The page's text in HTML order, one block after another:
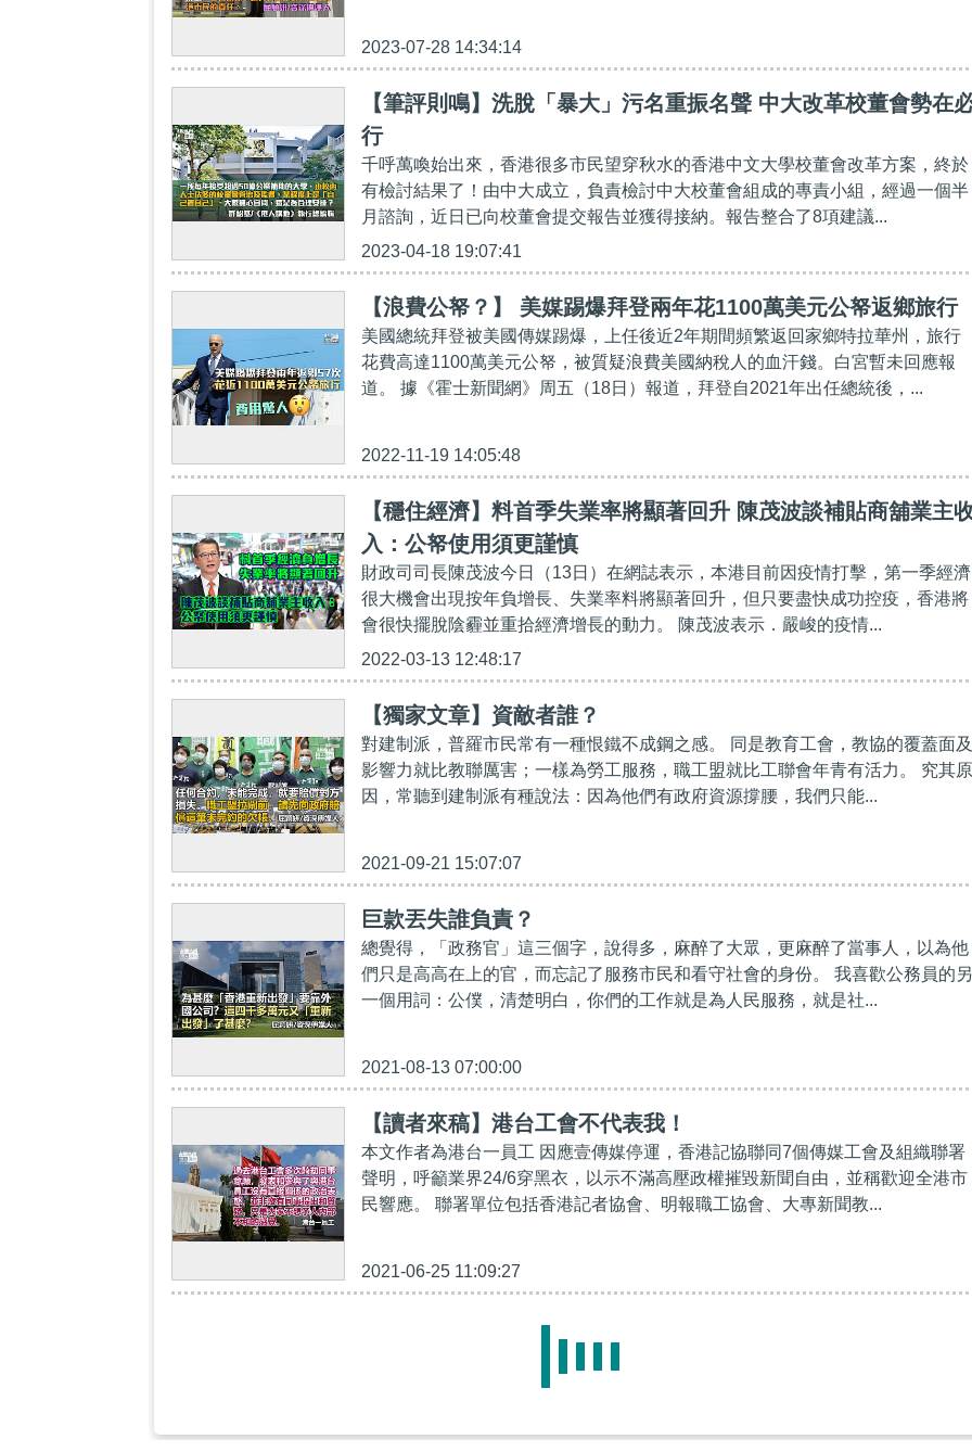
2023-07-28 14:34:14
【筆評則鳴】洗脫「暴大」污名重振名聲 中大改革校董會勢在
行
千呼萬喚始出來，香港很多市民望穿秋水的香港中文大學校董會改革方案，終於
有檢討結果了！由中大成立，負責檢討中大校董會組成的專責小組，經過一個半
月諮詢，近日已向校董會提交報告並獲得接納。報告整合了8項建議...
2023-04-18 19:07:41
【浪費公帑？】 美媒踢爆拜登兩年花1100萬美元公帑返鄉旅行
美國總統拜登被美國傳媒踢爆，上任後近2年期間頻繁返回家鄉特拉華州，旅行
花費高達1100萬美元公帑，被質疑浪費美國納稅人的血汗錢。白宮暫未回應報
道。 據《霍士新聞網》周五（18日）報道，拜登自2021年出任總統後，...
2022-11-19 14:05:48
【穩住經濟】料首季失業率將顯著回升 陳茂波談補貼商舖業主
入：公帑使用須更謹慎
財政司司長陳茂波今日（13日）在網誌表示，本港目前因疫情打擊，第一季經濟
很大機會出現按年負增長、失業率料將顯著回升，但只要盡快成功控疫，香港將
會很快擺脫陰霾並重拾經濟增長的動力。 陳茂波表示．嚴峻的疫情...
2022-03-13 12:48:17
【獨家文章】資敵者誰？
對建制派，普羅市民常有一種恨鐵不成鋼之感。 同是教育工會，教協的覆蓋面及
影響力就比教聯厲害；一樣為勞工服務，職工盟就比工聯會年青有活力。 究其原
因，常聽到建制派有種說法：因為他們有政府資源撐腰，我們只能...
2021-09-21 15:07:07
巨款丟失誰負責？
總覺得，「政務官」這三個字，說得多，麻醉了大眾，更麻醉了當事人，以為他
們只是高高在上的官，而忘記了服務市民和看守社會的身份。 我喜歡公務員的另
一個用詞：公僕，清楚明白，你們的工作就是為人民服務，就是社...
2021-08-13 07:00:00
【讀者來稿】港台工會不代表我！
本文作者為港台一員工 因應壹傳媒停運，香港記協聯同7個傳媒工會及組織聯署
聲明，呼籲業界24/6穿黑衣，以示不滿高壓政權摧毀新聞自由，並稱歡迎全港市
民響應。 聯署單位包括香港記者協會、明報職工協會、大專新聞教...
2021-06-25 11:09:27
【浪費公帑？】促法援署撤唐英傑律師團隊 江樂士：如有律師
表自覺能力不足最初不應接案件
首宗涉嫌違反《港區國安法》的案件，23歲被告唐英傑被控煽動他人分裂國家